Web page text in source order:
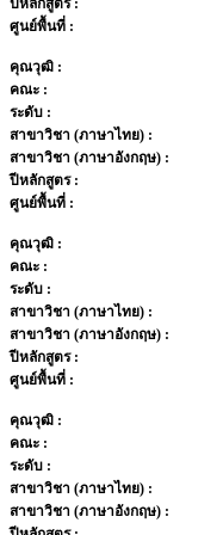
ปีหลักสูตร :
ศูนย์พื้นที่ :
คุณวุฒิ :
คณะ :
ระดับ :
สาขาวิชา (ภาษาไทย) :
สาขาวิชา (ภาษาอังกฤษ) :
ปีหลักสูตร :
ศูนย์พื้นที่ :
คุณวุฒิ :
คณะ :
ระดับ :
สาขาวิชา (ภาษาไทย) :
สาขาวิชา (ภาษาอังกฤษ) :
ปีหลักสูตร :
ศูนย์พื้นที่ :
คุณวุฒิ :
คณะ :
ระดับ :
สาขาวิชา (ภาษาไทย) :
สาขาวิชา (ภาษาอังกฤษ) :